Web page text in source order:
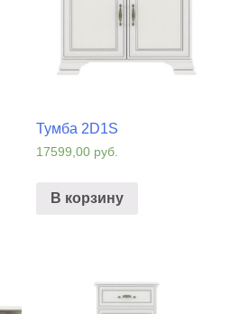
Тумба 2D1S
17599,00 руб.
В корзину